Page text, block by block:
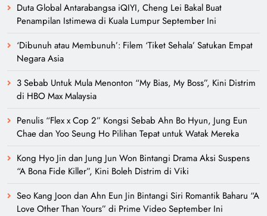
Duta Global Antarabangsa iQIYI, Cheng Lei Bakal Buat
Penampilan Istimewa di Kuala Lumpur September Ini
‘Dibunuh atau Membunuh’: Filem ‘Tiket Sehala’ Satukan Empat
Negara Asia
3 Sebab Untuk Mula Menonton “My Bias, My Boss”, Kini Distrim
di HBO Max Malaysia
Penulis “Flex x Cop 2” Kongsi Sebab Ahn Bo Hyun, Jung Eun
Chae dan Yoo Seung Ho Pilihan Tepat untuk Watak Mereka
Kong Hyo Jin dan Jung Jun Won Bintangi Drama Aksi Suspens
“A Bona Fide Killer”, Kini Boleh Distrim di Viki
Seo Kang Joon dan Ahn Eun Jin Bintangi Siri Romantik Baharu “A
Love Other Than Yours” di Prime Video September Ini